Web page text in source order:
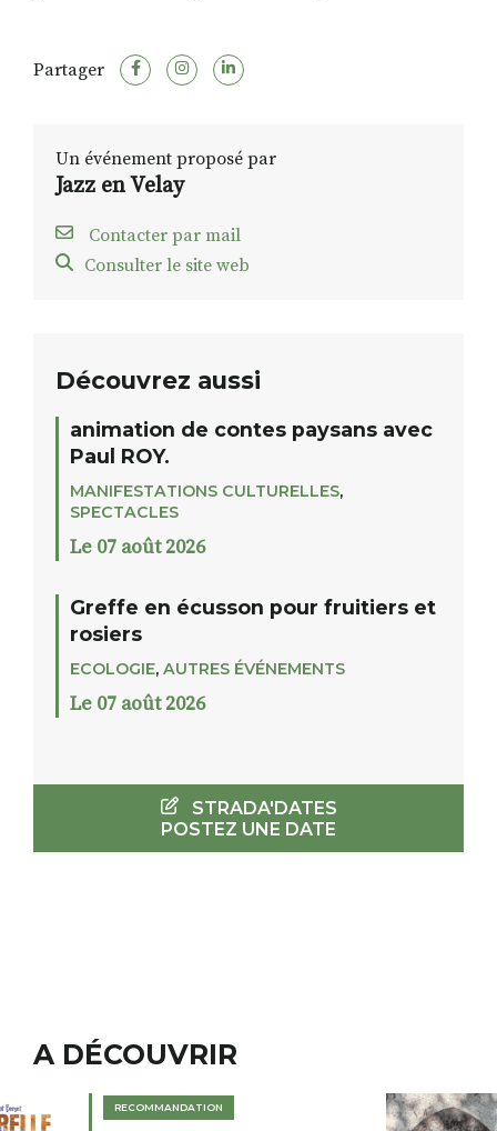
Partager
Un événement proposé par
Jazz en Velay
Contacter par mail
Consulter le site web
Découvrez aussi
animation de contes paysans avec
Paul ROY.
MANIFESTATIONS CULTURELLES,
SPECTACLES
Le 07 août 2026
Greffe en écusson pour fruitiers et
rosiers
ECOLOGIE, AUTRES ÉVÉNEMENTS
Le 07 août 2026
STRADA'DATES
POSTEZ UNE DATE
A DÉCOUVRIR
RECOMMANDATION